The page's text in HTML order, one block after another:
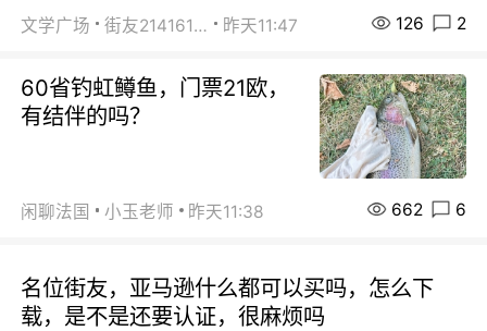
文学广场 街友21416156 昨天11:47 126 2
60省钓虹鳟鱼，门票21欧，
有结伴的吗？
闲聊法国 小玉老师 昨天11:38 662 6
名位街友，亚马逊什么都可以买吗，怎么下
载，是不是还要认证，很麻烦吗